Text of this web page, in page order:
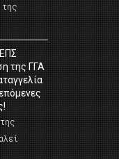
της ΓΓΑ